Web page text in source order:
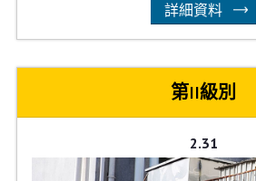
詳細資料
第II級別
2.31